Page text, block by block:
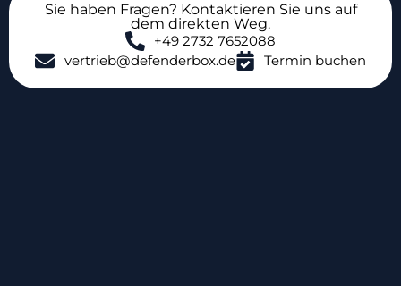
Sie haben Fragen? Kontaktieren Sie uns auf
dem direkten Weg.
+49 2732 7652088
vertrieb@defenderbox.de
Termin buchen